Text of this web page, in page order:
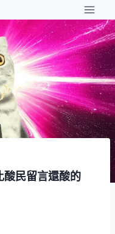
酸民留言還酸的